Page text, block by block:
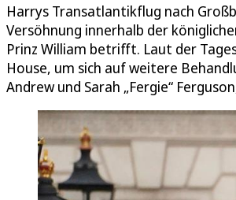
Harrys Transatlantikflug nach
Versöhnung innerhalb der
Prinz William betrifft. Laut der
House, um sich auf weitere
Andrew und Sarah „Fergie“